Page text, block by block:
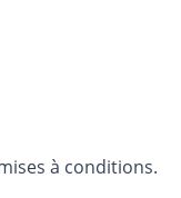
à conditions.